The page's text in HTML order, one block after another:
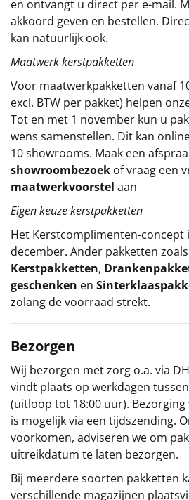
Cadeaubon
Per stuk
Alle overige
en ontvangt u direct per e-mail.
akkoord geven en bestellen.
kan natuurlijk ook.
Maatwerk kerstpakketten
Voor maatwerkpakketten vanaf
excl. BTW per pakket) helpen
Tot en met 1 november kun u
wens samenstellen. Dit kan
10 showrooms. Maak een
showroombezoek of vraag een
maatwerkvoorstel aan
Eigen keuze kerstpakketten
Het Kerstcomplimenten-concept
december. Ander pakketten zoals
Kerstpakketten,
geschenken en
zolang de voorraad strekt.
Bezorgen
Wij bezorgen met zorg o.a. via
vindt plaats op werkdagen
(uitloop tot 18:00 uur).
is mogelijk via een tijdszending.
voorkomen, adviseren we om
uitreikdatum te laten bezorgen.
Bij meerdere soorten pakketten
verschillende magazijnen